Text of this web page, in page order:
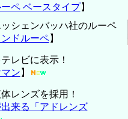
ペ ベースタイプ】
ッシェンバッハ社のルーペ
ンドルーペ】
レビに表示！
ン 】
レンズを採用！
来る「アドレンズ